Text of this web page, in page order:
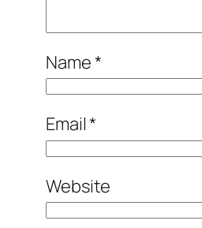
Name*
Email*
Website